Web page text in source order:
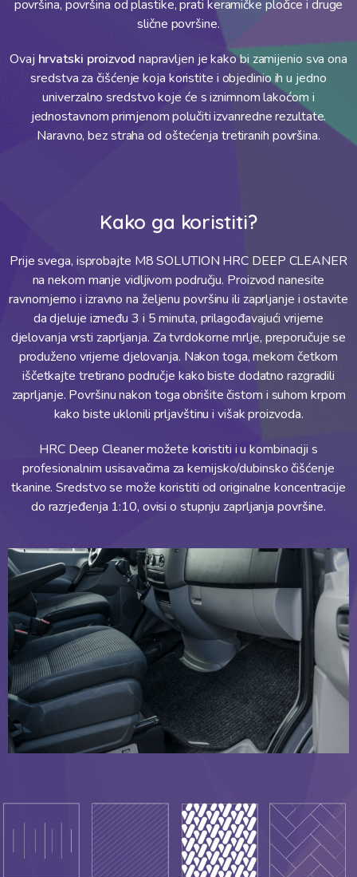
površina, površina od plastike, prati keramičke pločice i druge
slične površine.
Ovaj hrvatski proizvod napravljen je kako bi zamijenio sva ona
sredstva za čišćenje koja koristite i objedinio ih u jedno
univerzalno sredstvo koje će s iznimnom lakoćom i
jednostavnom primjenom polučiti izvanredne rezultate.
Naravno, bez straha od oštećenja tretiranih površina.
Kako ga koristiti?
Prije svega, isprobajte M8 SOLUTION HRC DEEP CLEANER
na nekom manje vidljivom području. Proizvod nanesite
ravnomjerno i izravno na željenu površinu ili zaprljanje i ostavite
da djeluje između 3 i 5 minuta, prilagođavajući vrijeme
djelovanja vrsti zaprljanja. Za tvrdokorne mrlje, preporučuje se
produženo vrijeme djelovanja. Nakon toga, mekom četkom
iščetkajte tretirano područje kako biste dodatno razgradili
zaprljanje. Površinu nakon toga obrišite čistom i suhom krpom
kako biste uklonili prljavštinu i višak proizvoda.
HRC Deep Cleaner možete koristiti i u kombinaciji s
profesionalnim usisavačima za kemijsko/dubinsko čišćenje
tkanine. Sredstvo se može koristiti od originalne koncentracije
do razrjeđenja 1:10, ovisi o stupnju zaprljanja površine.